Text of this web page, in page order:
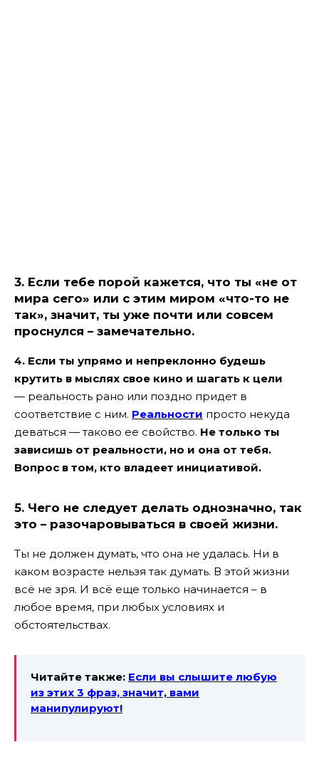
3. Если тебе порой кажется, что ты «не от
мира сего» или с этим миром «что-то не
так», значит, ты уже почти или совсем
проснулся – замечательно.
4. Если ты упрямо и непреклонно будешь
крутить в мыслях свое кино и шагать к цели
— реальность рано или поздно придет в
соответствие с ним. Реальности просто некуда
деваться — таково ее свойство. Не только ты
зависишь от реальности, но и она от тебя.
Вопрос в том, кто владеет инициативой.
5. Чего не следует делать однозначно, так
это – разочаровываться в своей жизни.
Ты не должен думать, что она не удалась. Ни в
каком возрасте нельзя так думать. В этой жизни
всё не зря. И всё еще только начинается – в
любое время, при любых условиях и
обстоятельствах.
Читайте также: Если вы слышите любую
из этих 3 фраз, значит, вами
манипулируют!